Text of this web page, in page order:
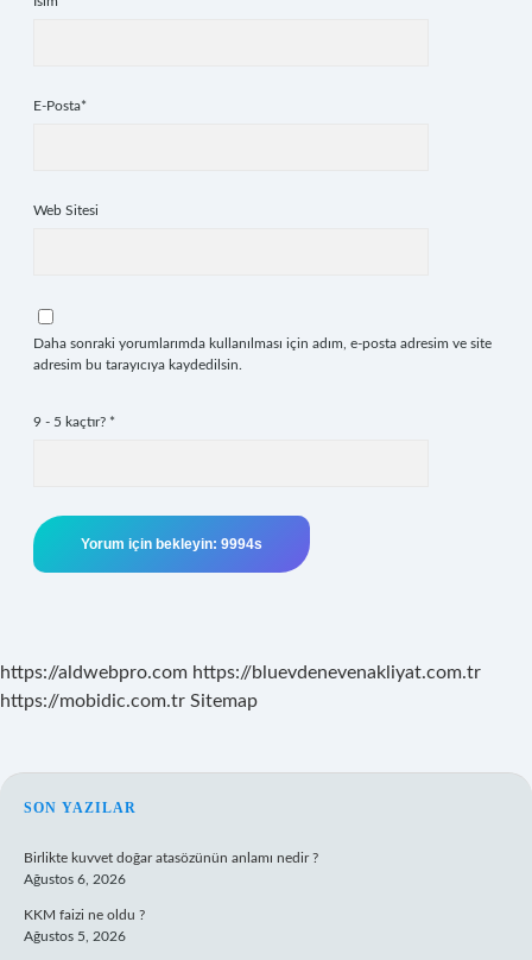
E-Posta*
Web Sitesi
Daha sonraki yorumlarımda kullanılması için adım, e-posta adresim ve site
adresim bu tarayıcıya kaydedilsin.
9 - 5 kaçtır? *
https://aldwebpro.com https://bluevdenevenakliyat.com.tr
https://mobidic.com.tr Sitemap
SIDEBAR
SON YAZILAR
Birlikte kuvvet doğar atasözünün anlamı nedir ?
Ağustos 6, 2026
KKM faizi ne oldu ?
Ağustos 5, 2026